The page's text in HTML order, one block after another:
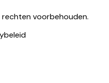
rechten voorbehouden.